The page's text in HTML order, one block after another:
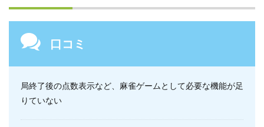
口コミ
局終了後の点数表示など、麻雀ゲームとして必要な機能が足
りていない